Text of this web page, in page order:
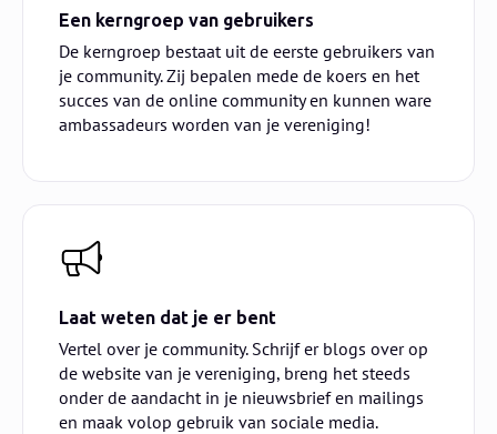
Een kerngroep van gebruikers
De kerngroep bestaat uit de eerste gebruikers van
je community. Zij bepalen mede de koers en het
succes van de online community en kunnen ware
ambassadeurs worden van je vereniging!
Laat weten dat je er bent
Vertel over je community. Schrijf er blogs over op
de website van je vereniging, breng het steeds
onder de aandacht in je nieuwsbrief en mailings
en maak volop gebruik van sociale media.